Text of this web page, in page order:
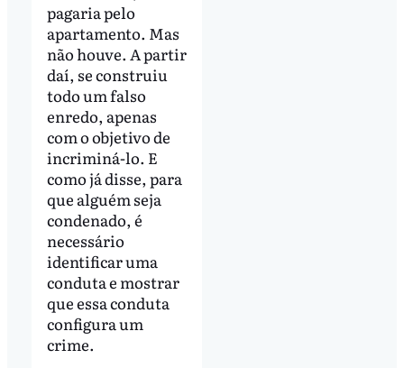
pagaria pelo
apartamento. Mas
não houve. A partir
daí, se construiu
todo um falso
enredo, apenas
com o objetivo de
incriminá-lo. E
como já disse, para
que alguém seja
condenado, é
necessário
identificar uma
conduta e mostrar
que essa conduta
configura um
crime.